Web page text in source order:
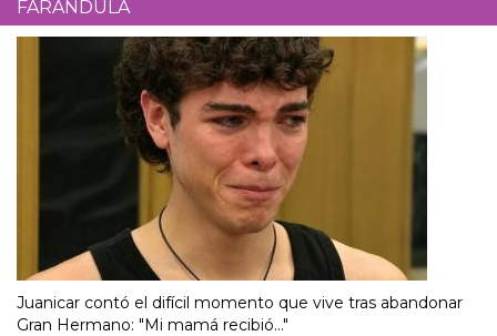
FARÁNDULA
Juanicar contó el difícil momento que vive tras abandonar
Gran Hermano: "Mi mamá recibió..."